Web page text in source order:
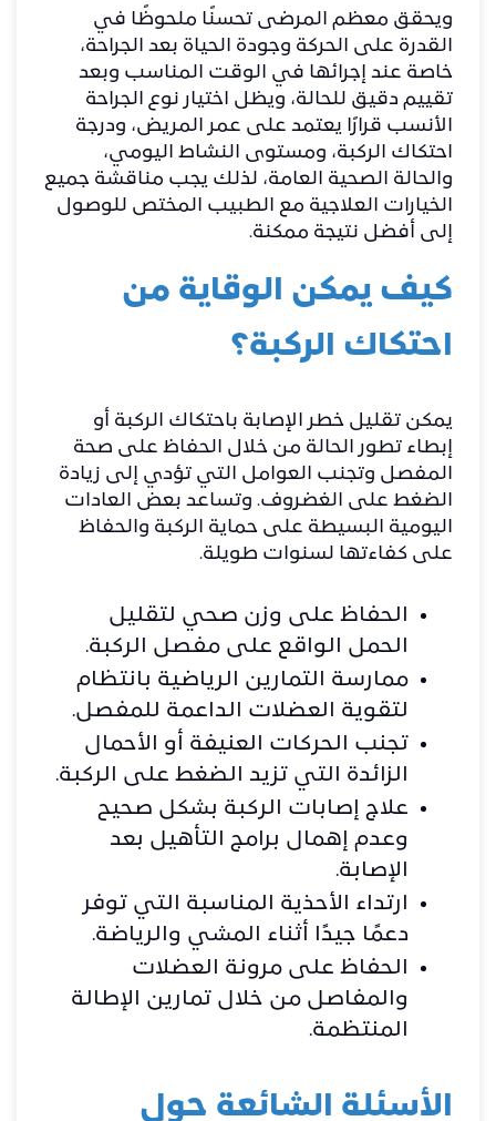
ويحقق معظم المرضى تحسنًا ملحوظًا في
القدرة على الحركة وجودة الحياة بعد الجراحة،
خاصة عند إجرائها في الوقت المناسب وبعد
تقييم دقيق للحالة، ويظل اختيار نوع الجراحة
الأنسب قرارًا يعتمد على عمر المريض، ودرجة
احتكاك الركبة، ومستوى النشاط اليومي،
والحالة الصحية العامة، لذلك يجب مناقشة جميع
الخيارات العلاجية مع الطبيب المختص للوصول
إلى أفضل نتيجة ممكنة.
كيف يمكن الوقاية من
احتكاك الركبة؟
يمكن تقليل خطر الإصابة باحتكاك الركبة أو
إبطاء تطور الحالة من خلال الحفاظ على صحة
المفصل وتجنب العوامل التي تؤدي إلى زيادة
الضغط على الغضروف. وتساعد بعض العادات
اليومية البسيطة على حماية الركبة والحفاظ
على كفاءتها لسنوات طويلة.
الحفاظ على وزن صحي لتقليل
الحمل الواقع على مفصل الركبة.
ممارسة التمارين الرياضية بانتظام
لتقوية العضلات الداعمة للمفصل.
تجنب الحركات العنيفة أو الأحمال
الزائدة التي تزيد الضغط على الركبة.
علاج إصابات الركبة بشكل صحيح
وعدم إهمال برامج التأهيل بعد
الإصابة.
ارتداء الأحذية المناسبة التي توفر
دعمًا جيدًا أثناء المشي والرياضة.
الحفاظ على مرونة العضلات
والمفاصل من خلال تمارين الإطالة
المنتظمة.
الأسئلة الشائعة حول